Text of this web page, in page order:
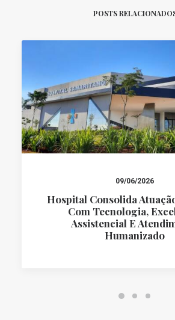
POSTS
09/06/2026
Hospital Consolida
Com Tecnologia,
Assistencial E
Humanizado